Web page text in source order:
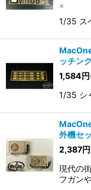
×
1/35 ス
ッチン
1,584円
1/35 シ
外機セ
2,387円
現代の
フガン